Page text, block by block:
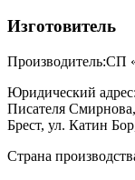
Изготовитель
Производитель:СП
Юридический адрес:
Писателя
Брест, ул. Катин
Страна